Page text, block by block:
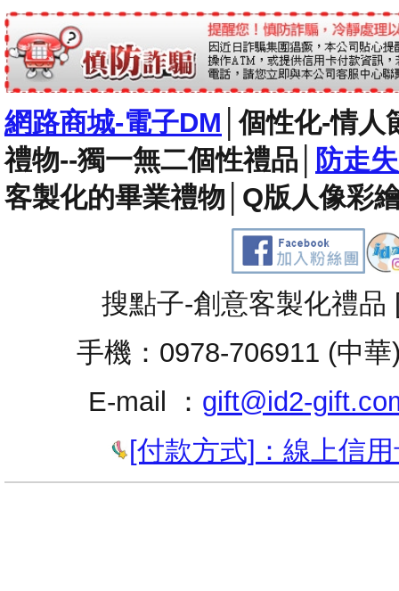
網路商城-電子DM │個性化-情人
禮物--獨一無二個性禮品
防走
客製化的畢業禮物 Q版人像彩
搜點子-創意客製化禮
手機：0978-706911 (中
E-mail ： gift@id2-
[付款方式]：線上信